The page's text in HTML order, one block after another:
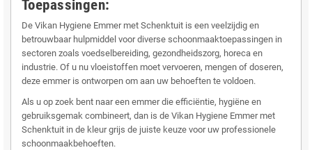
Toepassingen:
De Vikan Hygiene Emmer met Schenktuit is een veelzijdig en
betrouwbaar hulpmiddel voor diverse schoonmaaktoepassingen in
sectoren zoals voedselbereiding, gezondheidszorg, horeca en
industrie. Of u nu vloeistoffen moet vervoeren, mengen of doseren,
deze emmer is ontworpen om aan uw behoeften te voldoen.
Als u op zoek bent naar een emmer die efficiëntie, hygiëne en
gebruiksgemak combineert, dan is de Vikan Hygiene Emmer met
Schenktuit in de kleur grijs de juiste keuze voor uw professionele
schoonmaakbehoeften.